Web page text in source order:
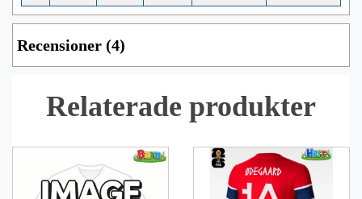
Recensioner (4)
Relaterade produkter